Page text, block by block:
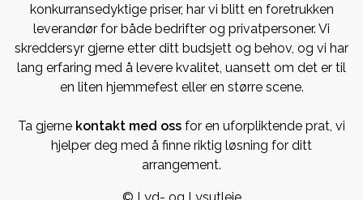
konkurransedyktige priser, har vi blitt en foretrukken
leverandør for både bedrifter og privatpersoner. Vi
skreddersyr gjerne etter ditt budsjett og behov, og vi har
lang erfaring med å levere kvalitet, uansett om det er til
en liten hjemmefest eller en større scene.
Ta gjerne kontakt med oss for en uforpliktende prat, vi
hjelper deg med å finne riktig løsning for ditt
arrangement.